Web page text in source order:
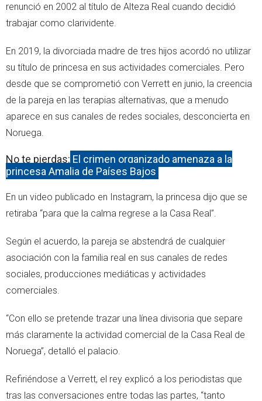
renunció en 2002 al título de Alteza Real cuando decidió
trabajar como clarividente.
En 2019, la divorciada madre de tres hijos acordó no utilizar
su título de princesa en sus actividades comerciales. Pero
desde que se comprometió con Verrett en junio, la creencia
de la pareja en las terapias alternativas, que a menudo
aparece en sus canales de redes sociales, desconcierta en
Noruega.
No te pierdas: El crimen organizado amenaza a la
princesa Amalia de Países Bajos
En un video publicado en Instagram, la princesa dijo que se
retiraba “para que la calma regrese a la Casa Real”.
Según el acuerdo, la pareja se abstendrá de cualquier
asociación con la familia real en sus canales de redes
sociales, producciones mediáticas y actividades
comerciales.
“Con ello se pretende trazar una línea divisoria que separe
más claramente la actividad comercial de la Casa Real de
Noruega”, detalló el palacio.
Refiriéndose a Verrett, el rey explicó a los periodistas que
tras las conversaciones entre todas las partes, “tanto